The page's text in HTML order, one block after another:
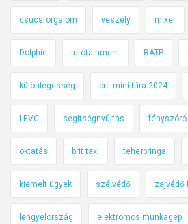
csúcsforgalom veszély mixer
Dolphin infotainment RATP
különlegesség brit mini túra 2024
LEVC segítségnyújtás fényszóró
oktatás brit taxi teherbringa
kiemelt ügyek szélvédő zajvédő
lengyelország elektromos munkagép